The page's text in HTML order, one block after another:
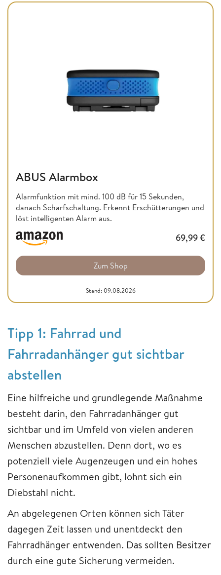
ABUS Alarmbox
Alarmfunktion mit mind. 100 dB für 15 Sekunden,
danach Scharfschaltung. Erkennt Erschütterungen und
löst intelligenten Alarm aus.
69,99€
Zum Shop
Stand: 09.08.2026
Tipp 1: Fahrrad und
Fahrradanhänger gut sichtbar
abstellen
Eine hilfreiche und grundlegende Maßnahme
besteht darin, den Fahrradanhänger gut
sichtbar und im Umfeld von vielen anderen
Menschen abzustellen. Denn dort, wo es
potenziell viele Augenzeugen und ein hohes
Personenaufkommen gibt, lohnt sich ein
Diebstahl nicht.
An abgelegenen Orten können sich Täter
dagegen Zeit lassen und unentdeckt den
Fahrradhänger entwenden. Das sollten Besitzer
durch eine gute Sicherung vermeiden.